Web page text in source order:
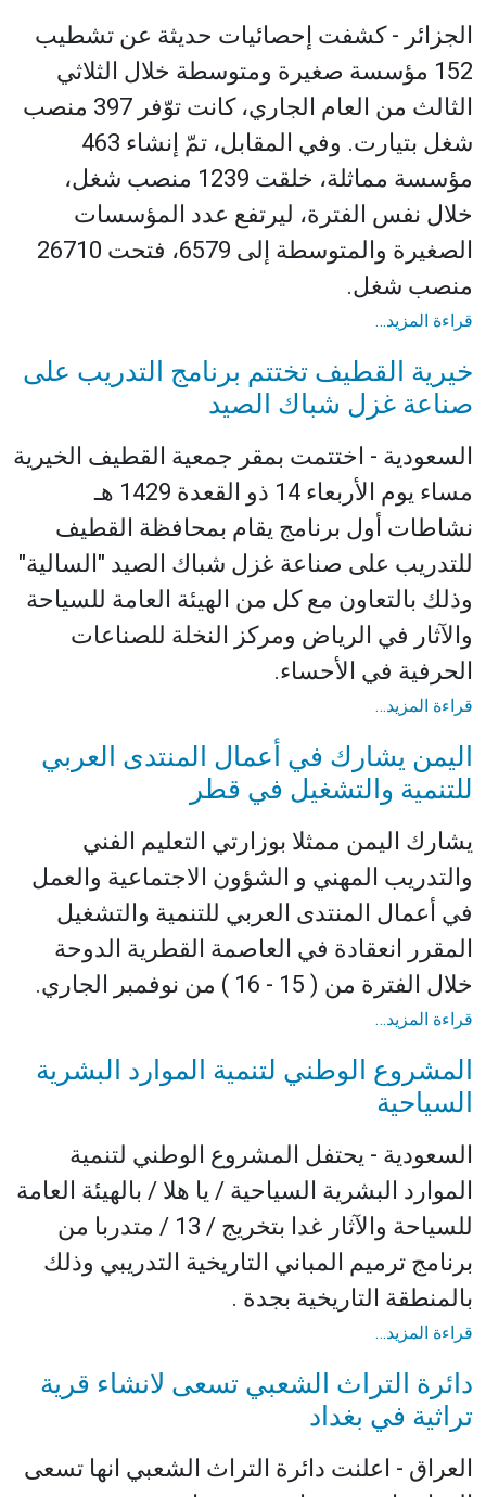
الجزائر - كشفت إحصائيات حديثة عن تشطيب
152 مؤسسة صغيرة ومتوسطة خلال الثلاثي
الثالث من العام الجاري، كانت توّفر 397 منصب
شغل بتيارت. وفي المقابل، تمّ إنشاء 463
مؤسسة مماثلة، خلقت 1239 منصب شغل،
خلال نفس الفترة، ليرتفع عدد المؤسسات
الصغيرة والمتوسطة إلى 6579، فتحت 26710
منصب شغل.
قراءة المزيد…
خيرية القطيف تختتم برنامج التدريب على
صناعة غزل شباك الصيد
السعودية - اختتمت بمقر جمعية القطيف الخيرية
مساء يوم الأربعاء 14 ذو القعدة 1429 هـ
نشاطات أول برنامج يقام بمحافظة القطيف
للتدريب على صناعة غزل شباك الصيد "السالية"
وذلك بالتعاون مع كل من الهيئة العامة للسياحة
والآثار في الرياض ومركز النخلة للصناعات
الحرفية في الأحساء.
قراءة المزيد…
اليمن يشارك في أعمال المنتدى العربي
للتنمية والتشغيل في قطر
يشارك اليمن ممثلا بوزارتي التعليم الفني
والتدريب المهني و الشؤون الاجتماعية والعمل
في أعمال المنتدى العربي للتنمية والتشغيل
المقرر انعقادة في العاصمة القطرية الدوحة
خلال الفترة من ( 15 - 16 ) من نوفمبر الجاري.
قراءة المزيد…
المشروع الوطني لتنمية الموارد البشرية
السياحية
السعودية - يحتفل المشروع الوطني لتنمية
الموارد البشرية السياحية / يا هلا / بالهيئة العامة
للسياحة والآثار غدا بتخريج / 13 / متدربا من
برنامج ترميم المباني التاريخية التدريبي وذلك
بالمنطقة التاريخية بجدة .
قراءة المزيد…
دائرة التراث الشعبي تسعى لانشاء قرية
تراثية في بغداد
العراق - اعلنت دائرة التراث الشعبي انها تسعى